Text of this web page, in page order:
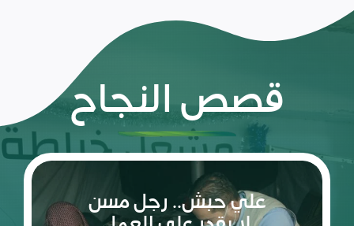
قصص النجاح
ريم:
شعلة
والإصرار
في عالم